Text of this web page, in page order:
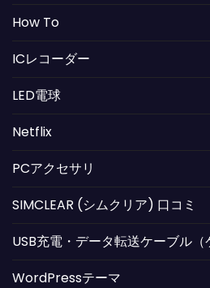
How To
ICレコーダー
LED電球
Netflix
PCアクセサリ
SIMCLEAR (シムクリア) 口コミ
USB充電・データ転送ケーブル（
WordPressテーマ